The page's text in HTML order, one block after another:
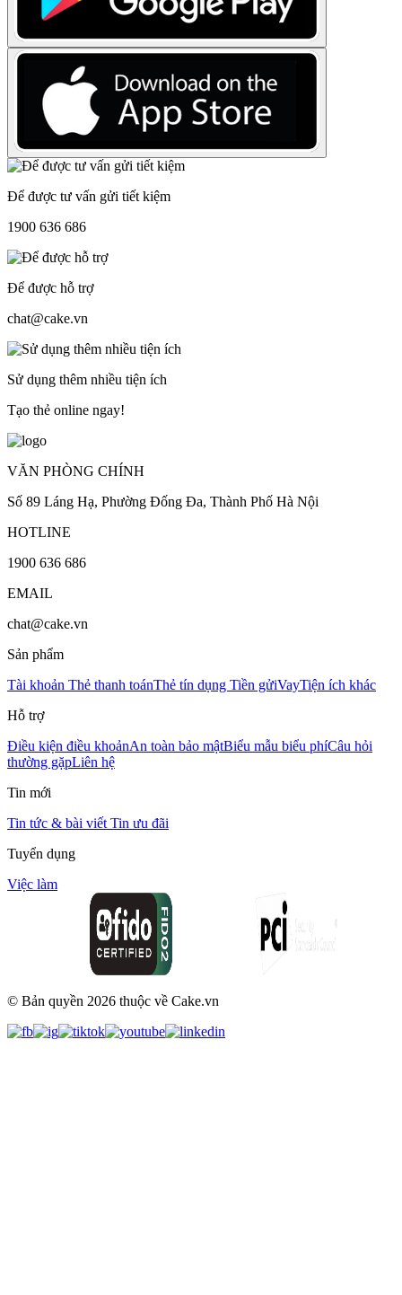
Để được tư vấn gửi tiết kiệm
1900 636 686
Để được hỗ trợ
chat@cake.vn
Sử dụng thêm nhiều tiện ích
Tạo thẻ online ngay!
VĂN PHÒNG CHÍNH
Số 89 Láng Hạ, Phường Đống Đa, Thành Phố Hà Nội
HOTLINE
1900 636 686
EMAIL
chat@cake.vn
Sản phẩm
Tài khoản Thẻ thanh toánThẻ tín dụng Tiền gửiVayTiện ích khác
Hỗ trợ
Điều kiện điều khoảnAn toàn bảo mậtBiểu mẫu biểu phíCâu hỏi
thường gặpLiên hệ
Tin mới
Tin tức & bài viết Tin ưu đãi
Tuyển dụng
Việc làm
© Bản quyền 2026 thuộc về Cake.vn